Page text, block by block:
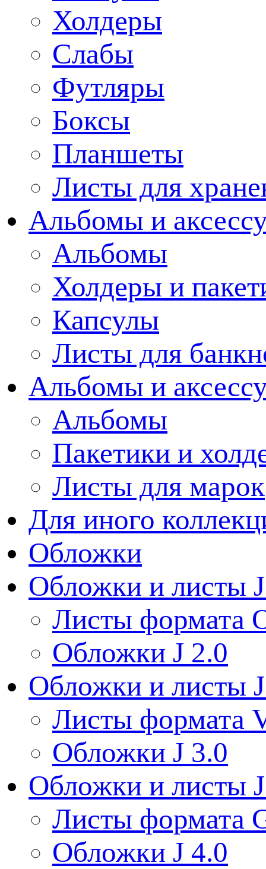
Холдеры
Слабы
Футляры
Боксы
Планшеты
Листы для
Альбомы и
Альбомы
Холдеры и
Капсулы
Листы для
Альбомы и
Альбомы
Пакетики и
Листы для марок
Для иного
Обложки
Обложки и листы
Листы формата
Обложки J 2.0
Обложки и листы
Листы формата
Обложки J 3.0
Обложки и листы
Листы формата
Обложки J 4.0